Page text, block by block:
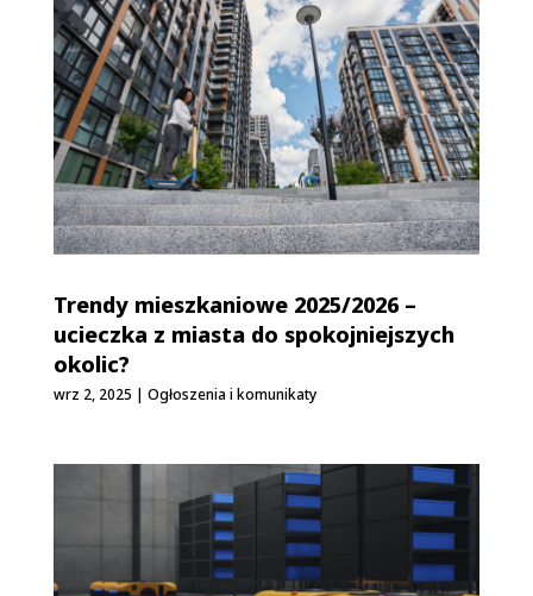
Trendy mieszkaniowe 2025/2026 –
ucieczka z miasta do spokojniejszych
okolic?
wrz 2, 2025 | Ogłoszenia i komunikaty